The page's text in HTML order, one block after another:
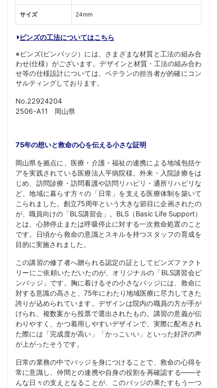
サイズ 24mm
ピンズの工法についてはこちら
※ピンズ(ピンバッジ）には、さまざまな材質と工法の組み合
わせ(仕様）がございます。デザインと材質・工法の組み合わ
せ等の仕様設計については、ベテランの担当者が的確にコン
サルティングしております。
No.22924204
2506-A11 岡山県
75年の想いと救命の心を伝える小さな証明
岡山県を拠点に、医療・介護・福祉の連携による地域包括ケ
アを実践されている医療法人平病院様。外来・入院診療をは
じめ、訪問診療・訪問看護や訪問リハビリ・通所リハビリな
ど、地域に暮らす方々の「日常」を支える医療体制を築いて
こられました。創立75周年という大きな節目に企画されたの
が、職員向けの「BLS講習会」。BLS（Basic Life Support）
とは、心肺停止または呼吸停止に対する一次救命処置のこと
です。日頃から救命の意識とスキルを持つスタッフの育成を
目的に実施されました。
この講習の修了者へ贈られる認定の証としてピンズファクト
リーにご依頼いただいたのが、オリジナルの「BLS講習会ピ
ンバッジ」です。胸に着けるその小さなバッジには、救命に
対する意識の高さと、75年にわたり地域医療に尽力してきた
誇りが込められています。デザインは院内の職員の方が手が
けられ、複数案から投票で選出されたもの。講習の意義が伝
わりやすく、かつ着用しやすいデザインで、実際に配布され
た際には「完成度が高い」「かっこいい」といった好評の声
が上がったそうです。
日常の業務の中でバッジを身につけることで、救命の心得を
常に意識し、仲間との連携や自身の役割を再確認する——そ
んな日々の支えとなることが、このバッジの果たすもう一つ